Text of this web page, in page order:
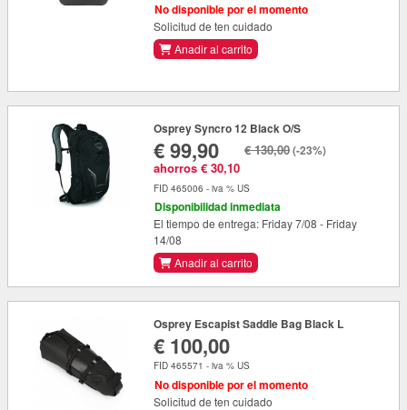
No disponible por el momento
Solicitud de ten cuidado
Anadir al carrito
Osprey Syncro 12 Black O/S
€ 99,90
ahorros € 30,10
€ 130,00(-23%)
FID 465006 - iva % US
Disponibilidad inmediata
El tiempo de entrega: Friday 7/08 - Friday
14/08
Anadir al carrito
Osprey Escapist Saddle Bag Black L
€ 100,00
FID 465571 - iva % US
No disponible por el momento
Solicitud de ten cuidado